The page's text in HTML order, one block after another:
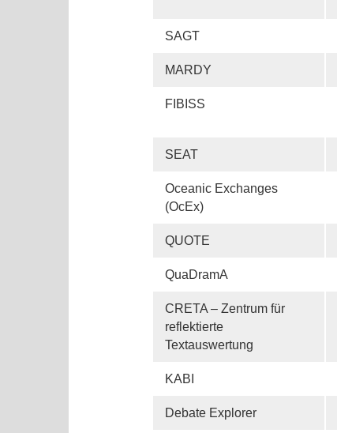
SAGT
MARDY
FIBISS
SEAT
Oceanic Exchanges
(OcEx)
QUOTE
QuaDramA
CRETA – Zentrum für
reflektierte
Textauswertung
KABI
Debate Explorer